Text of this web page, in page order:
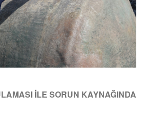
İLE SORUN KAYNAĞINDA